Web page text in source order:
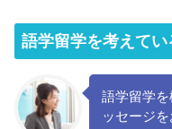
語学留学を考えて
語学留学
ッセージを